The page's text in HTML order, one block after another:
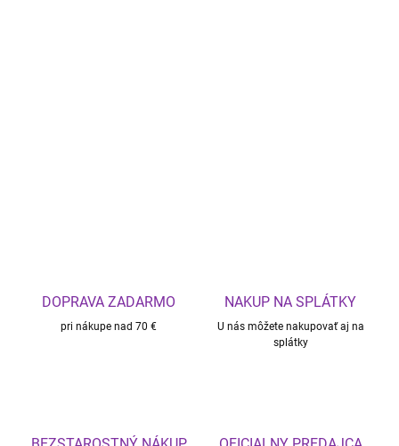
DOPRAVA ZADARMO
pri nákupe nad 70 €
NAKUP NA SPLÁTKY
U nás môžete nakupovať aj na
splátky